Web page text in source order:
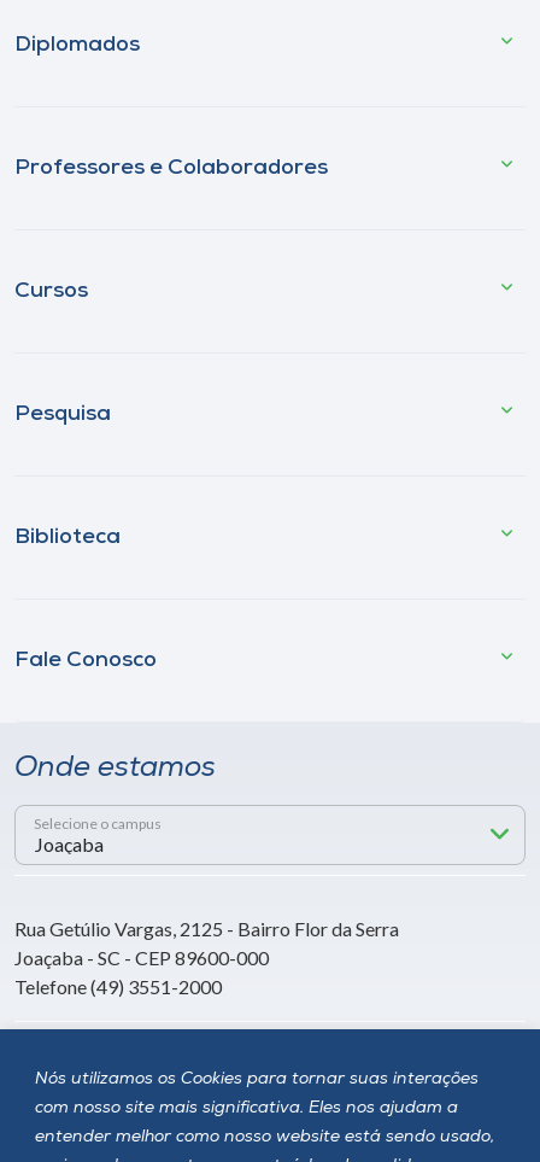
Nós utilizamos os Cookies para tornar suas interações
com nosso site mais significativa. Eles nos ajudam a
entender melhor como nosso website está sendo usado,
Diplomados
Professores e Colaboradores
Cursos
Pesquisa
Biblioteca
Fale Conosco
Onde estamos
Selecione o campus
Rua Getúlio Vargas, 2125 - Bairro Flor da Serra
Joaçaba - SC - CEP 89600-000
Telefone (49) 3551-2000
Siga a Unoesc